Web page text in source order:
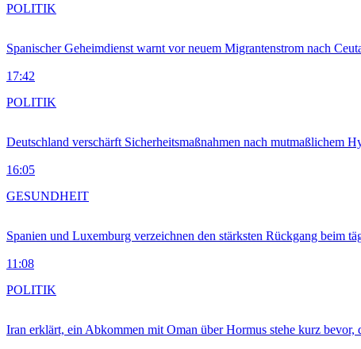
Spanischer Geheimdienst warnt vor neuem Migrantenstrom nach
17:42
POLITIK
Deutschland verschärft Sicherheitsmaßnahmen nach mutmaßlichem
16:05
POLITIK
Spanien und Luxemburg verzeichnen den stärksten Rückgang beim
11:08
GESUNDHEIT
Iran erklärt, ein Abkommen mit Oman über Hormus stehe kurz
POLITIK